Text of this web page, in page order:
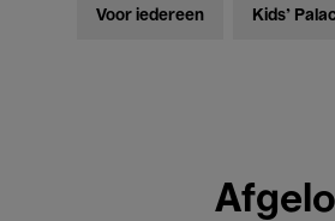
Voor iedereen Kids’